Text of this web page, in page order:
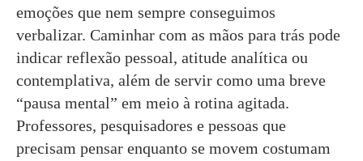
emoções que nem sempre conseguimos
verbalizar. Caminhar com as mãos para trás pode
indicar reflexão pessoal, atitude analítica ou
contemplativa, além de servir como uma breve
“pausa mental” em meio à rotina agitada.
Professores, pesquisadores e pessoas que
precisam pensar enquanto se movem costumam